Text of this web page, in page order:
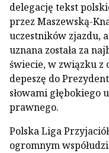
delegację tekst
przez Maszewską-
uczestników zjazdu,
uznana została za
świecie, w związku z
depeszę do
słowami głębokiego
prawnego.
Polska Liga
ogromnym